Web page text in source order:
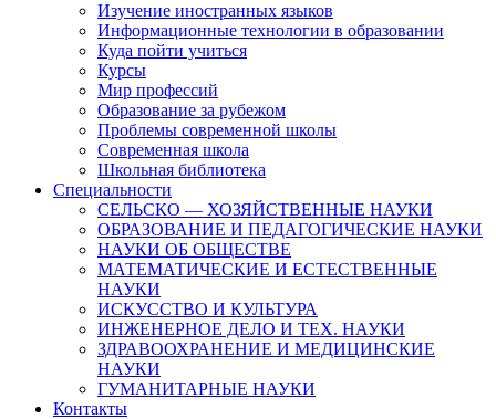
Изучение иностранных языков
Информационные технологии в образовании
Куда пойти учиться
Курсы
Мир профессий
Образование за рубежом
Проблемы современной школы
Современная школа
Школьная библиотека
Специальности
СЕЛЬСКО — ХОЗЯЙСТВЕННЫЕ НАУКИ
ОБРАЗОВАНИЕ И ПЕДАГОГИЧЕСКИЕ НАУКИ
НАУКИ ОБ ОБЩЕСТВЕ
МАТЕМАТИЧЕСКИЕ И ЕСТЕСТВЕННЫЕ
НАУКИ
ИСКУССТВО И КУЛЬТУРА
ИНЖЕНЕРНОЕ ДЕЛО И ТЕХ. НАУКИ
ЗДРАВООХРАНЕНИЕ И МЕДИЦИНСКИЕ
НАУКИ
ГУМАНИТАРНЫЕ НАУКИ
Контакты